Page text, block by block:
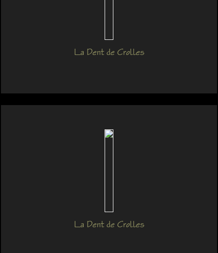
La Dent de Crolles
La Dent de Crolles